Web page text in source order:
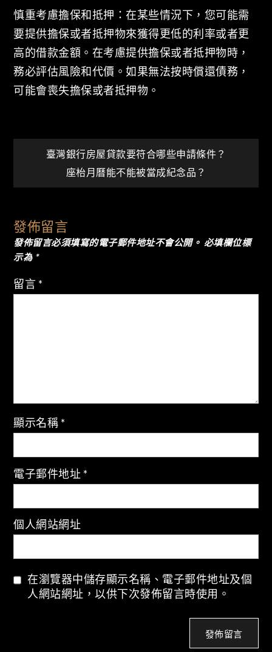
慎重考慮擔保和抵押：在某些情況下，您可能需
要提供擔保或者抵押物來獲得更低的利率或者更
高的借款金額。在考慮提供擔保或者抵押物時，
務必評估風險和代價。如果無法按時償還債務，
可能會喪失擔保或者抵押物。
文
章
導
覽
臺灣銀行房屋貸款要符合哪些申請條件？
座枱月曆能不能被當成紀念品？
發佈留言
發佈留言必須填寫的電子郵件地址不會公開。 必填欄位標
示為 *
留言 *
顯示名稱 *
電子郵件地址 *
個人網站網址
在瀏覽器中儲存顯示名稱、電子郵件地址及個
人網站網址，以供下次發佈留言時使用。